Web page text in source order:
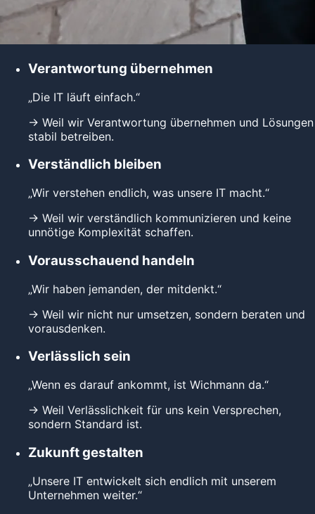
Verantwortung übernehmen
„Die IT läuft einfach.“
→ Weil wir Verantwortung übernehmen und Lösungen
stabil betreiben.
Verständlich bleiben
„Wir verstehen endlich, was unsere IT macht.“
→ Weil wir verständlich kommunizieren und keine
unnötige Komplexität schaffen.
Vorausschauend handeln
„Wir haben jemanden, der mitdenkt.“
→ Weil wir nicht nur umsetzen, sondern beraten und
vorausdenken.
Verlässlich sein
„Wenn es darauf ankommt, ist Wichmann da.“
→ Weil Verlässlichkeit für uns kein Versprechen,
sondern Standard ist.
Zukunft gestalten
„Unsere IT entwickelt sich endlich mit unserem
Unternehmen weiter.“